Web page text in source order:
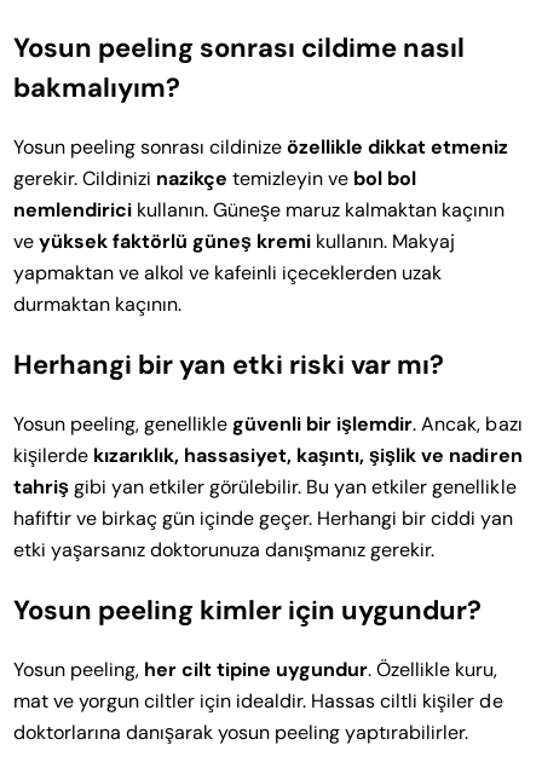
Yosun peeling sonrası cildime nasıl
bakmalıyım?
Yosun peeling sonrası cildinizeözellikle dikkat etmeniz
gerekir. Cildinizi nazikçe temizleyin ve bol bol
nemlendirici kullanın. Güneşe maruz kalmaktan kaçının
veyüksek faktörlü güneş kremi kullanın. Makyaj
yapmaktan ve alkol ve kafeinli içeceklerden uzak
durmaktan kaçının.
Herhangi bir yan etki riski var mı?
Yosun peeling, genelliklegüvenli bir işlemdir. Ancak, bazı
kişilerde kızarıklık, hassasiyet, kaşıntı, şişlik ve nadiren
tahrişgibi yan etkiler görülebilir. Bu yan etkiler genellikle
hafiftir ve birkaç gün içinde geçer. Herhangi bir ciddi yan
etki yaşarsanız doktorunuza danışmanız gerekir.
Yosun peeling kimler için uygundur?
Yosun peeling, her cilt tipine uygundur. Özellikle kuru,
mat ve yorgun ciltler için idealdir. Hassas ciltli kişiler de
doktorlarına danışarak yosun peeling yaptırabilirler.